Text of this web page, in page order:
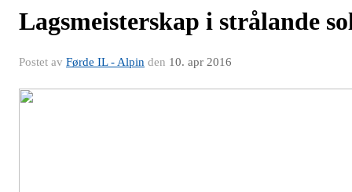
Lagsmeisterskap i strålande
Postet av Førde IL - Alpin den 10. apr 2016